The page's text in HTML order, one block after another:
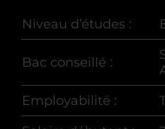
Niveau d’études :
Bac conseillé :
Employabilité :